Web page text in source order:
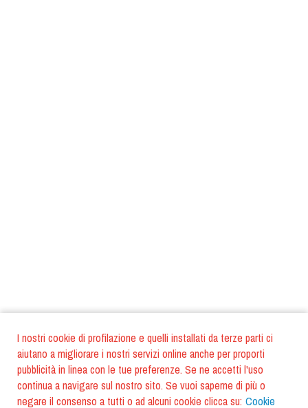
I nostri cookie di profilazione e quelli installati da terze parti ci
aiutano a migliorare i nostri servizi online anche per proporti
pubblicità in linea con le tue preferenze. Se ne accetti l'uso
continua a navigare sul nostro sito. Se vuoi saperne di più o
negare il consenso a tutti o ad alcuni cookie clicca su: Cookie